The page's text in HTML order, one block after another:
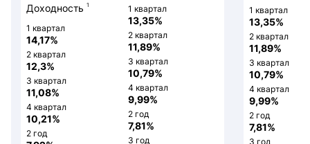
Доходность 1
1 квартал
14,17%
2 квартал
12,3%
3 квартал
11,08%
4 квартал
10,21%
2 год
1 квартал
13,35%
2 квартал
11,89%
3 квартал
10,79%
4 квартал
9,99%
2 год
7,81%
3 год
1 квартал
13,35%
2 квартал
11,89%
3 квартал
10,79%
4 квартал
9,99%
2 год
7,81%
3 год